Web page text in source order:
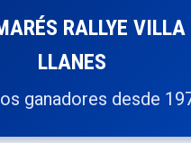
RALLYE VILLA
LLANES
ganadores desde